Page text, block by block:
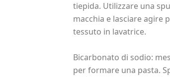
tiepida. Utilizzare una
macchia e lasciare agire
tessuto in lavatrice.
Bicarbonato di sodio:
per formare una pasta.